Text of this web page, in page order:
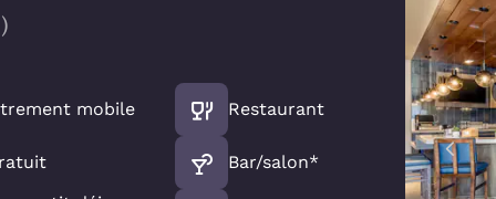
)
mobile Restaurant
Bar/salon*